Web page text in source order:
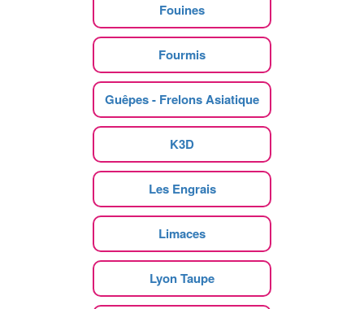
Fouines
Fourmis
Guêpes - Frelons Asiatique
K3D
Les Engrais
Limaces
Lyon Taupe